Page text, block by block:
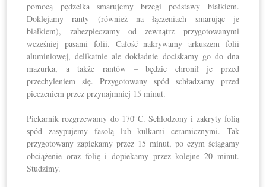
pomocą pędzelka smarujemy brzegi podstawy białkiem.
Doklejamy ranty (również na łączeniach smarując je
białkiem), zabezpieczamy od zewnątrz przygotowanymi
wcześniej pasami folii. Całość nakrywamy arkuszem folii
aluminiowej, delikatnie ale dokładnie dociskamy go do dna
mazurka, a także rantów – będzie chronił je przed
przechyleniem się. Przygotowany spód schładzamy przed
pieczeniem przez przynajmniej 15 minut.
Piekarnik rozgrzewamy do 170°C. Schłodzony i zakryty folią
spód zasypujemy fasolą lub kulkami ceramicznymi. Tak
przygotowany zapiekamy przez 15 minut, po czym ściągamy
obciążenie oraz folię i dopiekamy przez kolejne 20 minut.
Studzimy.